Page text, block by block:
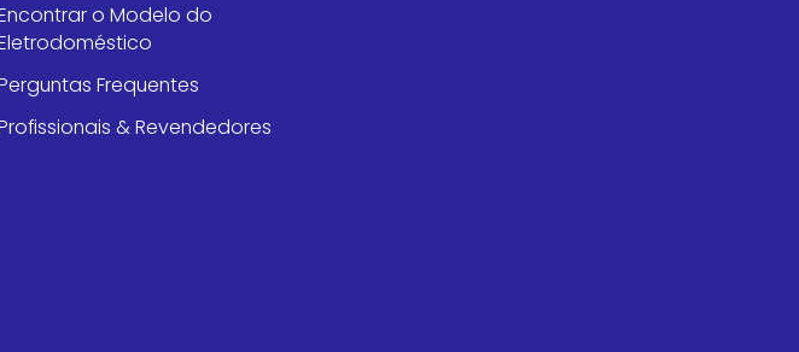
o Modelo do
Frequentes
& Revendedores